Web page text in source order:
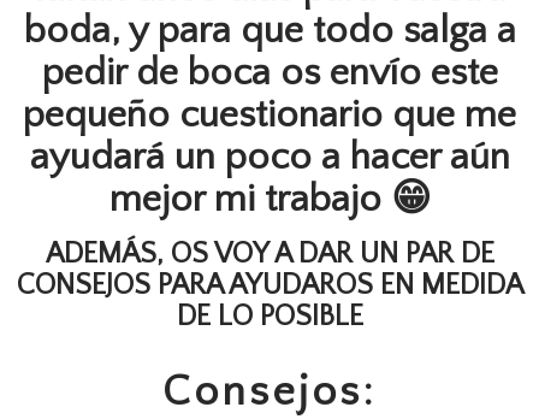
boda, y para que todo salga a
pedir de boca os envío este
pequeño cuestionario que me
ayudará un poco a hacer aún
mejor mi trabajo 😁
ADEMÁS, OS VOY A DAR UN PAR DE
CONSEJOS PARA AYUDAROS EN MEDIDA
DE LO POSIBLE
Consejos: